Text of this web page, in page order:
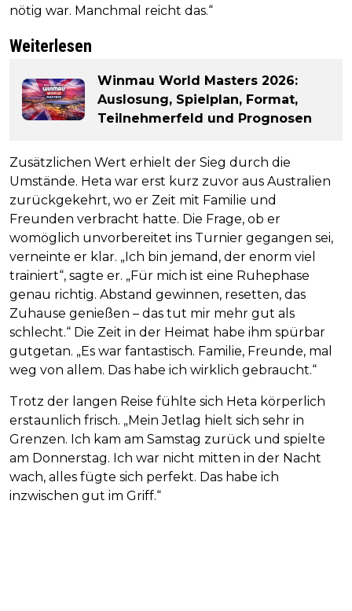
nötig war. Manchmal reicht das.“
Weiterlesen
Winmau World Masters 2026:
Auslosung, Spielplan, Format,
Teilnehmerfeld und Prognosen
Zusätzlichen Wert erhielt der Sieg durch die
Umstände. Heta war erst kurz zuvor aus Australien
zurückgekehrt, wo er Zeit mit Familie und
Freunden verbracht hatte. Die Frage, ob er
womöglich unvorbereitet ins Turnier gegangen sei,
verneinte er klar. „Ich bin jemand, der enorm viel
trainiert“, sagte er. „Für mich ist eine Ruhephase
genau richtig. Abstand gewinnen, resetten, das
Zuhause genießen – das tut mir mehr gut als
schlecht.“ Die Zeit in der Heimat habe ihm spürbar
gutgetan. „Es war fantastisch. Familie, Freunde, mal
weg von allem. Das habe ich wirklich gebraucht.“
Trotz der langen Reise fühlte sich Heta körperlich
erstaunlich frisch. „Mein Jetlag hielt sich sehr in
Grenzen. Ich kam am Samstag zurück und spielte
am Donnerstag. Ich war nicht mitten in der Nacht
wach, alles fügte sich perfekt. Das habe ich
inzwischen gut im Griff.“